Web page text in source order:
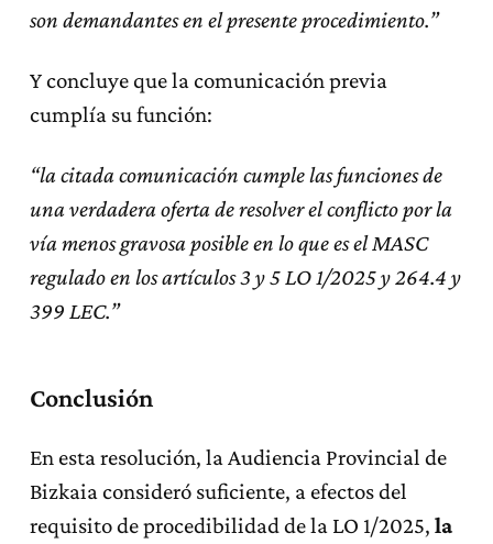
son demandantes en el presente procedimiento.”
Y concluye que la comunicación previa
cumplía su función:
“la citada comunicación cumple las funciones de
una verdadera oferta de resolver el conflicto por la
vía menos gravosa posible en lo que es el MASC
regulado en los artículos 3 y 5 LO 1/2025 y 264.4 y
399 LEC.”
Conclusión
En esta resolución, la Audiencia Provincial de
Bizkaia consideró suficiente, a efectos del
requisito de procedibilidad de la LO 1/2025, la